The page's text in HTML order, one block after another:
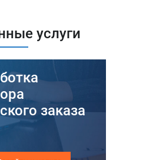
услуги
заказа